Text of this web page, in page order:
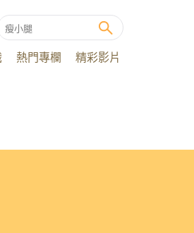
熱門專欄 精彩影片